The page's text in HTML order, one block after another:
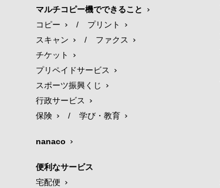
マルチコピー機でできること
コピー
/
プリント
スキャン
/
ファクス
チケット
プリペイドサービス
スポーツ振興くじ
行政サービス
保険
/ 学び・教育
nanaco
便利なサービス
宅配便